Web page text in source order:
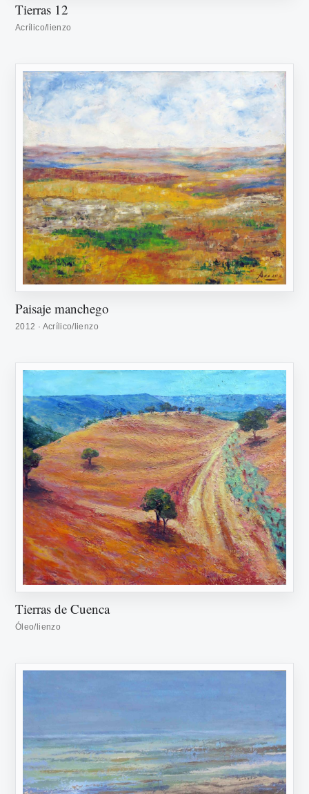
Tierras 12
Acrílico/lienzo
Paisaje manchego
2012 · Acrílico/lienzo
Tierras de Cuenca
Óleo/lienzo